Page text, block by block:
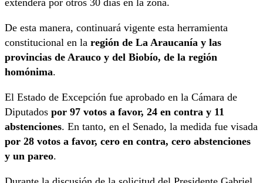
extenderá por otros 30 días en la zona.
De esta manera, continuará vigente esta herramienta
constitucional en la región de La Araucanía y las
provincias de Arauco y del Biobío, de la región
homónima.
El Estado de Excepción fue aprobado en la Cámara de
Diputados por 97 votos a favor, 24 en contra y 11
abstenciones. En tanto, en el Senado, la medida fue visada
por 28 votos a favor, cero en contra, cero abstenciones
y un pareo.